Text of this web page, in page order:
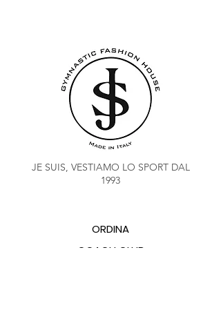
JE SUIS, VESTIAMO LO SPORT DAL
1993
ORDINA
COACH CLUB